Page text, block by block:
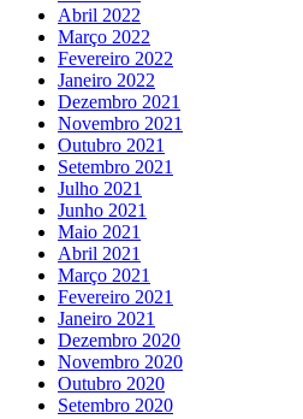
Abril 2022
Março 2022
Fevereiro 2022
Janeiro 2022
Dezembro 2021
Novembro 2021
Outubro 2021
Setembro 2021
Julho 2021
Junho 2021
Maio 2021
Abril 2021
Março 2021
Fevereiro 2021
Janeiro 2021
Dezembro 2020
Novembro 2020
Outubro 2020
Setembro 2020